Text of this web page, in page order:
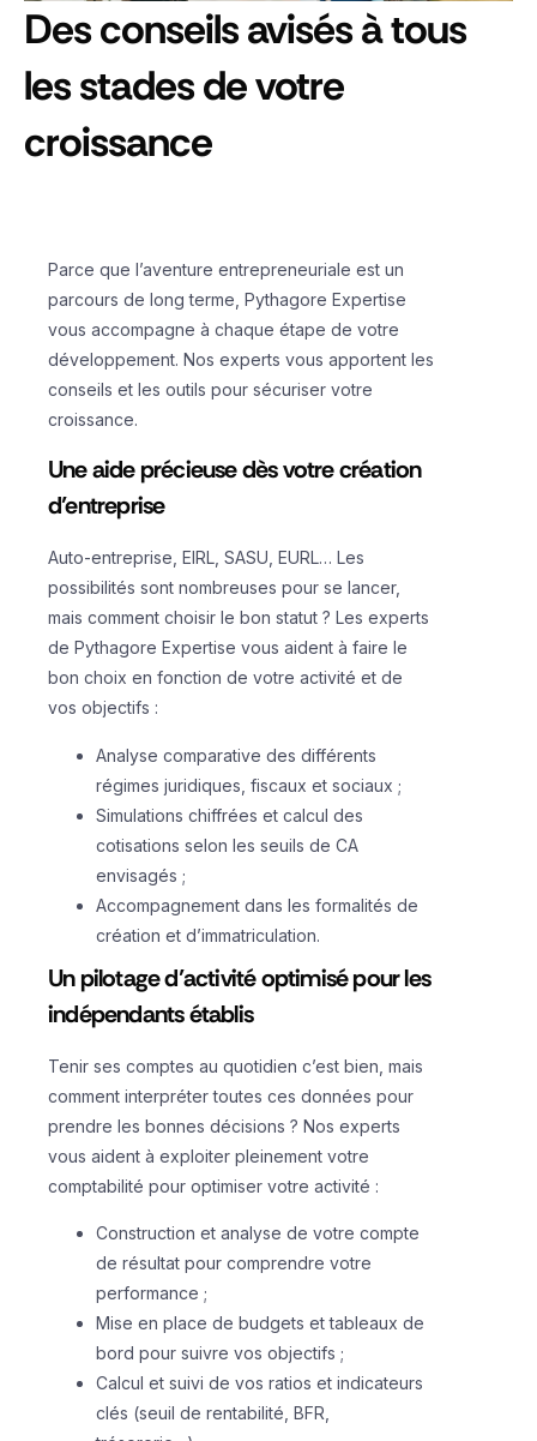
Des conseils avisés à tous
les stades de votre
croissance
Parce que l’aventure entrepreneuriale est un
parcours de long terme, Pythagore Expertise
vous accompagne à chaque étape de votre
développement. Nos experts vous apportent les
conseils et les outils pour sécuriser votre
croissance.
Une aide précieuse dès votre création
d’entreprise
Auto-entreprise, EIRL, SASU, EURL… Les
possibilités sont nombreuses pour se lancer,
mais comment choisir le bon statut ? Les experts
de Pythagore Expertise vous aident à faire le
bon choix en fonction de votre activité et de
vos objectifs :
Analyse comparative des différents
régimes juridiques, fiscaux et sociaux ;
Simulations chiffrées et calcul des
cotisations selon les seuils de CA
envisagés ;
Accompagnement dans les formalités de
création et d’immatriculation.
Un pilotage d’activité optimisé pour les
indépendants établis
Tenir ses comptes au quotidien c’est bien, mais
comment interpréter toutes ces données pour
prendre les bonnes décisions ? Nos experts
vous aident à exploiter pleinement votre
comptabilité pour optimiser votre activité :
Construction et analyse de votre compte
de résultat pour comprendre votre
performance ;
Mise en place de budgets et tableaux de
bord pour suivre vos objectifs ;
Calcul et suivi de vos ratios et indicateurs
clés (seuil de rentabilité, BFR,